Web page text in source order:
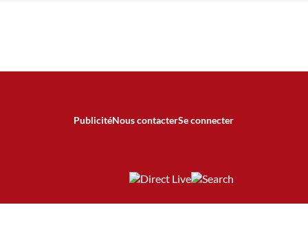
PublicitéNous contacterSe connecter